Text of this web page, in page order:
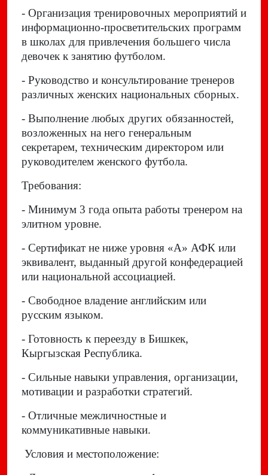
- Организация тренировочных мероприятий и
информационно-просветительских программ
в школах для привлечения большего числа
девочек к занятию футболом.
- Руководство и консультирование тренеров
различных женских национальных сборных.
- Выполнение любых других обязанностей,
возложенных на него генеральным
секретарем, техническим директором или
руководителем женского футбола.
Требования:
- Минимум 3 года опыта работы тренером на
элитном уровне.
- Сертификат не ниже уровня «А» АФК или
эквивалент, выданный другой конфедерацией
или национальной ассоциацией.
- Свободное владение английским или
русским языком.
- Готовность к переезду в Бишкек,
Кыргызская Республика.
- Сильные навыки управления, организации,
мотивации и разработки стратегий.
- Отличные межличностные и
коммуникативные навыки.
Условия и местоположение: